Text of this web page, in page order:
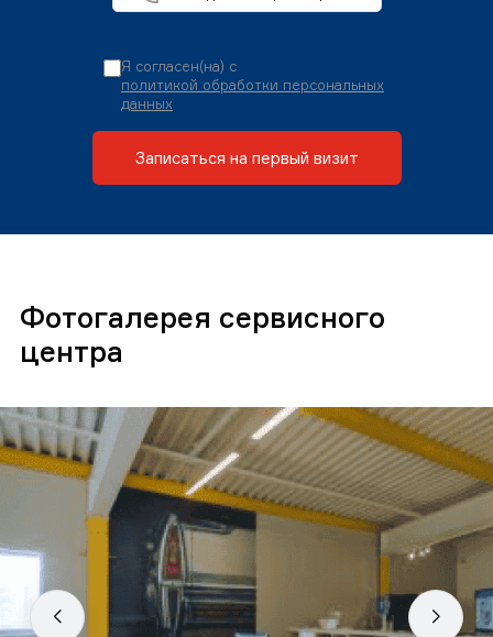
Я согласен(на) с
политикой обработки персональных
данных
Записаться на первый визит
Фотогалерея сервисного
центра